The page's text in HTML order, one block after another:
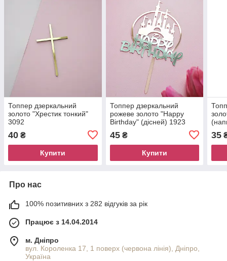
Топпер дзеркальний
золото "Хрестик тонкий"
3092
40 ₴
Купити
Топпер дзеркальний
рожеве золото "Happy
Birthday" (дісней) 1923
45₴
Купити
35
Про нас
100% позитивних з 282 відгуків за рік
Працює з 14.04.2014
м. Дніпро
вул. Короленка 17, 1 поверх (червона лінія), Дніпро,
Україна